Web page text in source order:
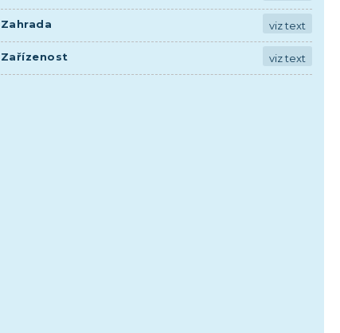
Zahrada viz text
Zařízenost viz text